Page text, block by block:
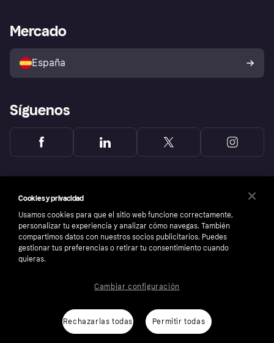
Directorio de tiendas
Política de protección al
comprador de Klarna
Reclamaciones
Acceso empresas
Mercado
España
Síguenos
Número de empresa: 556737-0431
Aviso Sobre CookiesKlarna.com
Cookies y privacidad
Usamos cookies para que el sitio web funcione correctamente,
personalizar tu experiencia y analizar cómo navegas. También
compartimos datos con nuestros socios publicitarios. Puedes
gestionar tus preferencias o retirar tu consentimiento cuando
quieras.
Rechazarlas todas Permitir todas
Cambiar configuración